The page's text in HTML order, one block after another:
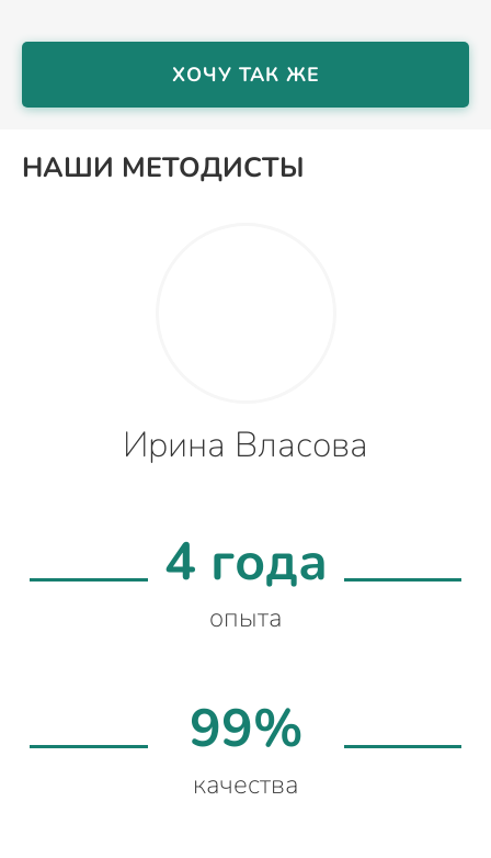
ХОЧУ ТАК ЖЕ
НАШИ МЕТОДИСТЫ
Ирина Власова
4 года
опыта
99%
качества